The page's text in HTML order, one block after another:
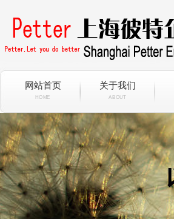
网站首页
HOME
关于我们
ABOUT